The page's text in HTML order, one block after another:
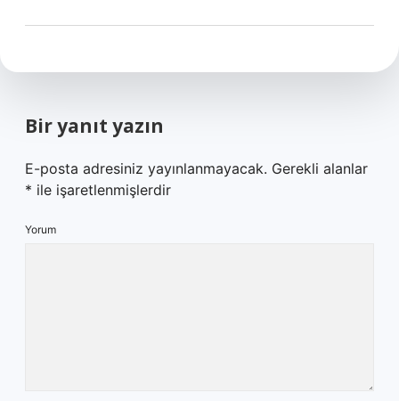
Bir yanıt yazın
E-posta adresiniz yayınlanmayacak. Gerekli alanlar
* ile işaretlenmişlerdir
Yorum